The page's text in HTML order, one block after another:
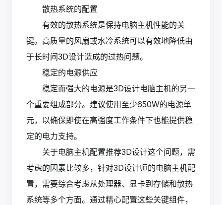
散热系统的配置
有效的散热系统是保持电脑主机性能的关
键。高质量的风扇或水冷系统可以有效地降低由
于长时间3D设计造成的过热问题。
稳定的电源供应
稳定而强大的电源是3D设计电脑主机的另一
个重要组成部分。建议使用至少650W的电源单
元，以确保即使在高强度工作条件下也能提供稳
定的电力支持。
关于电脑主机配置推荐3D设计这个问题，需
考虑的因素比较多，针对3D设计师的电脑主机配
置，需要综合考虑从处理器、显卡到存储和散热
系统等多个方面。通过精心配置这些关键组件，